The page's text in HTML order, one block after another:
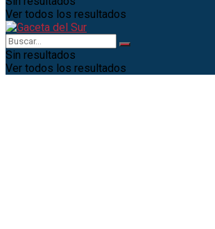
Ver todos los resultados
Sin resultados
Ver todos los resultados